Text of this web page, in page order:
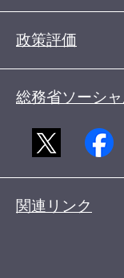
政策評価
総務省ソーシ
関連リンク